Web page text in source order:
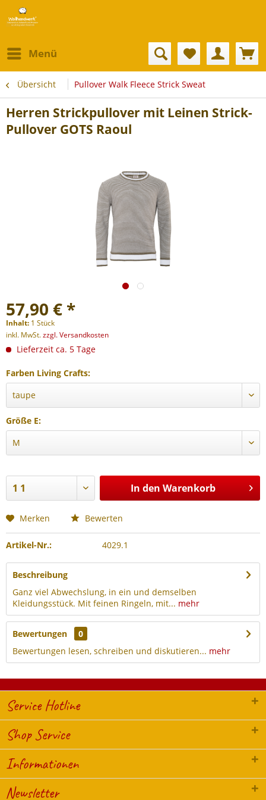
Menü
Übersicht Pullover Walk Fleece Strick Sweat
Herren Strickpullover mit Leinen Strick-
Pullover GOTS Raoul
57,90 € *
Inhalt: 1 Stück
inkl. MwSt.zzgl. Versandkosten
Lieferzeit ca. 5 Tage
Farben Living Crafts:
Größe E:
In den Warenkorb
Merken Bewerten
Artikel-Nr.: 4029.1
Beschreibung
Ganz viel Abwechslung, in ein und demselben
Kleidungsstück. Mit feinen Ringeln, mit... mehr
Bewertungen
0
Bewertungen lesen, schreiben und diskutieren... mehr
Service Hotline
Shop Service
Informationen
Newsletter